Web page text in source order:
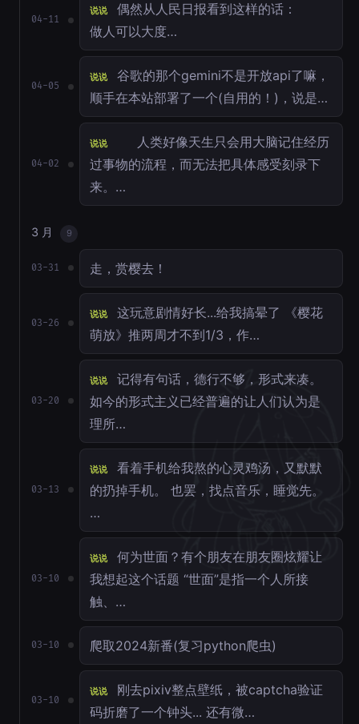
04-11
说说
偶然从人民日报看到这样的话：
做人可以大度…
04-05
说说
谷歌的那个gemini不是开放api了嘛，
顺手在本站部署了一个(自用的！)，说是…
04-02
说说
人类好像天生只会用大脑记住经历
过事物的流程，而无法把具体感受刻录下
来。…
3 月 9
03-31 走，赏樱去！
03-26
说说
这玩意剧情好长...给我搞晕了 《樱花
萌放》推两周才不到1/3，作…
03-20
说说
记得有句话，德行不够，形式来凑。
如今的形式主义已经普遍的让人们认为是
理所…
03-13
说说
看着手机给我熬的心灵鸡汤，又默默
的扔掉手机。 也罢，找点音乐，睡觉先。
…
03-10
说说
何为世面？有个朋友在朋友圈炫耀让
我想起这个话题 “世面”是指一个人所接
触、…
03-10 爬取2024新番(复习python爬虫)
03-10
说说
刚去pixiv整点壁纸，被captcha验证
码折磨了一个钟头... 还有微…